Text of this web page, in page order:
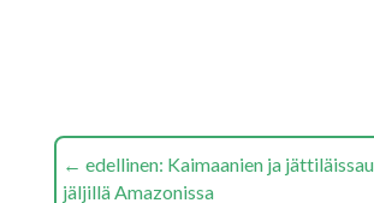
← edellinen: Kaimaanien ja
jäljillä Amazonissa